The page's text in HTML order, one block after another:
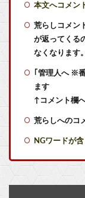
【艦これ】堀記
【艦これ】阿賀
【悲報】ペルソ
スクエニ 家庭
黒パンツが似合
本文へコメン
荒らしコメン
が返ってくる
なくなります。
｢管理人へ ※
ます
↑コメント欄
荒らしへのコ
NGワードが